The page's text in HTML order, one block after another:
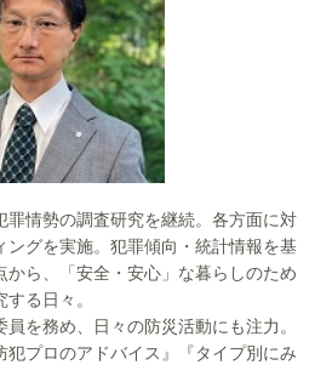
罪情勢の調査研究を継続。各方面に対
ングを実施。犯罪傾向・統計情報を基
から、「安全・安心」な暮らしのため
る日々。
を務め、日々の防災活動にも注力。
犯プロのアドバイス』『タイプ別にみ